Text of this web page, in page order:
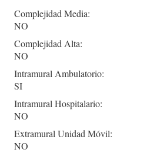
Complejidad Media:
NO
Complejidad Alta:
NO
Intramural Ambulatorio:
SI
Intramural Hospitalario:
NO
Extramural Unidad Móvil:
NO